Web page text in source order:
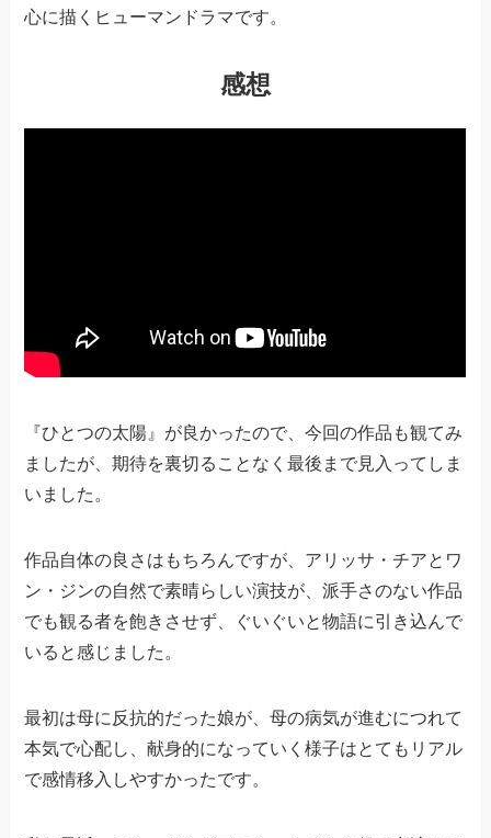
心に描くヒューマンドラマです。
感想
『ひとつの太陽』が良かったので、今回の作品も観てみ
ましたが、期待を裏切ることなく最後まで見入ってしま
いました。
作品自体の良さはもちろんですが、アリッサ・チアとワ
ン・ジンの自然で素晴らしい演技が、派手さのない作品
でも観る者を飽きさせず、ぐいぐいと物語に引き込んで
いると感じました。
最初は母に反抗的だった娘が、母の病気が進むにつれて
本気で心配し、献身的になっていく様子はとてもリアル
で感情移入しやすかったです。